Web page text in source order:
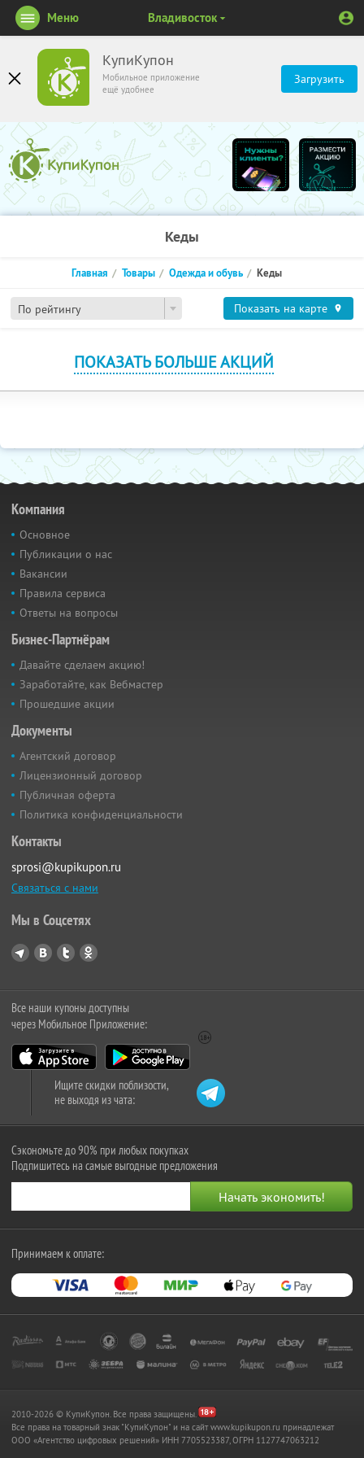
КупиКупон
Мобильное приложение
ещё удобнее
Загрузить
Меню Владивосток
Кеды
По рейтингу
Главная Товары Одежда и обувь Кеды
Показать на карте
ПОКАЗАТЬ БОЛЬШЕ АКЦИЙ
Компания
Основное
Публикации о нас
Вакансии
Правила сервиса
Ответы на вопросы
Бизнес-Партнёрам
Давайте сделаем акцию!
Заработайте, как Вебмастер
Прошедшие акции
Документы
Агентский договор
Лицензионный договор
Публичная оферта
Политика конфиденциальности
Контакты
sprosi@kupikupon.ru
Связаться с нами
Мы в Соцсетях
Все наши купоны доступны
через Мобильное Приложение:
Ищите скидки поблизости,
не выходя из чата:
Сэкономьте до 90% при любых покупках
Подпишитесь на самые выгодные предложения
Принимаем к оплате:
2010-2026 © КупиКупон. Все права защищены.
Все права на товарный знак "КупиКупон" и на сайт www.kupikupon.ru принадлежат
OOO «Агентство цифровых решений» ИНН 7705523387, ОГРН 1127747063212